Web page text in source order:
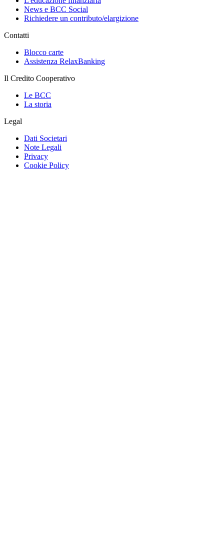
News e BCC Social
Richiedere un contributo/elargizione
Contatti
Blocco carte
Assistenza RelaxBanking
Il Credito Cooperativo
Le BCC
La storia
Legal
Dati Societari
Note Legali
Privacy
Cookie Policy